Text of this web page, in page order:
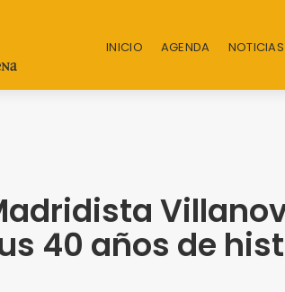
INICIO AGENDA NOTICIAS
40 años de